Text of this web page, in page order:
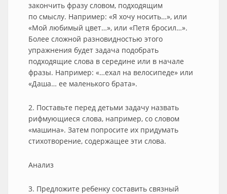
закончить фразу словом, подходящим
по смыслу. Например: «Я хочу носить…», или
«Мой любимый цвет…», или «Петя бросил…».
Более сложной разновидностью этого
упражнения будет задача подобрать
подходящие слова в середине или в начале
фразы. Например: «…ехал на велосипеде» или
«Даша… ее маленького брата».
2. Поставьте перед детьми задачу назвать
рифмующиеся слова, например, со словом
«машина». Затем попросите их придумать
стихотворение, содержащее эти слова.
Анализ
3. Предложите ребенку составить связный